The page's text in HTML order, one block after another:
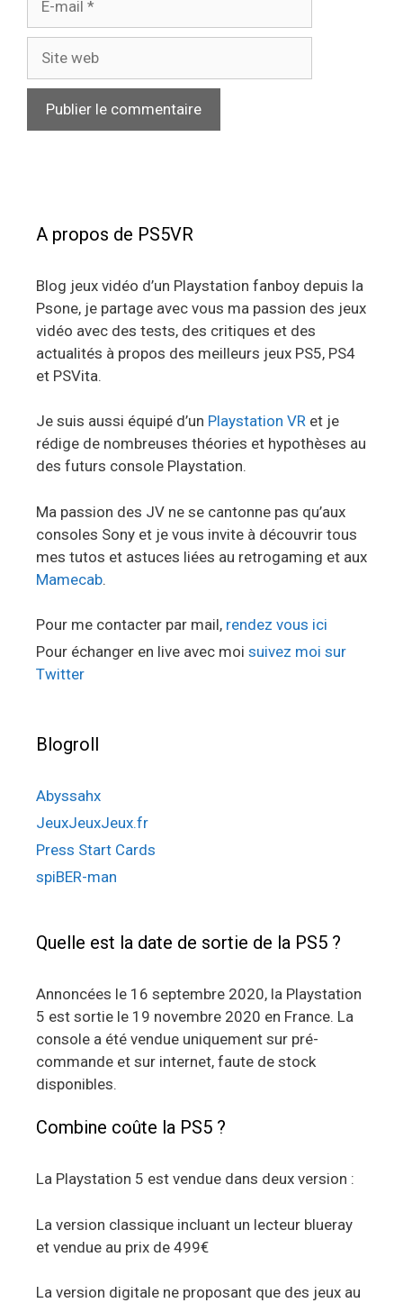
mail
web
A propos de PS5VR
Blog jeux vidéo d’un Playstation fanboy depuis la
Psone, je partage avec vous ma passion des jeux
vidéo avec des tests, des critiques et des
actualités à propos des meilleurs jeux PS5, PS4
et PSVita.
Je suis aussi équipé d’un Playstation VR et je
rédige de nombreuses théories et hypothèses au
des futurs console Playstation.
Ma passion des JV ne se cantonne pas qu’aux
consoles Sony et je vous invite à découvrir tous
mes tutos et astuces liées au retrogaming et aux
Mamecab.
Pour me contacter par mail, rendez vous ici
Pour échanger en live avec moi suivez moi sur
Twitter
Blogroll
Abyssahx
JeuxJeuxJeux.fr
Press Start Cards
spiBER-man
Quelle est la date de sortie de la PS5 ?
Annoncées le 16 septembre 2020, la Playstation
5 est sortie le 19 novembre 2020 en France. La
console a été vendue uniquement sur pré-
commande et sur internet, faute de stock
disponibles.
Combine coûte la PS5 ?
La Playstation 5 est vendue dans deux version :
La version classique incluant un lecteur blueray
et vendue au prix de 499€
La version digitale ne proposant que des jeux au